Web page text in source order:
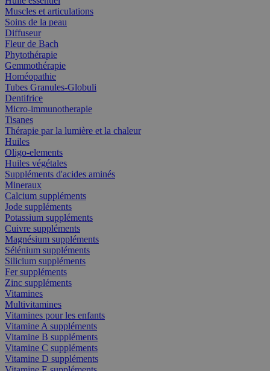
Muscles et articulations
Soins de la peau
Diffuseur
Fleur de Bach
Phytothérapie
Gemmothérapie
Homéopathie
Tubes Granules-Globuli
Dentifrice
Micro-immunotherapie
Tisanes
Thérapie par la lumière et la chaleur
Huiles
Oligo-elements
Huiles végétales
Suppléments d'acides aminés
Mineraux
Calcium suppléments
Jode suppléments
Potassium suppléments
Cuivre suppléments
Magnésium suppléments
Sélénium suppléments
Silicium suppléments
Fer suppléments
Zinc suppléments
Vitamines
Multivitamines
Vitamines pour les enfants
Vitamine A suppléments
Vitamine B suppléments
Vitamine C suppléments
Vitamine D suppléments